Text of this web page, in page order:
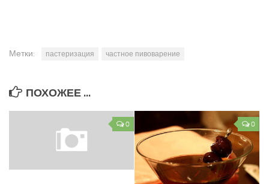
Метки: пастеризация частное пивоварение
ПОХОЖЕЕ ...
0 0